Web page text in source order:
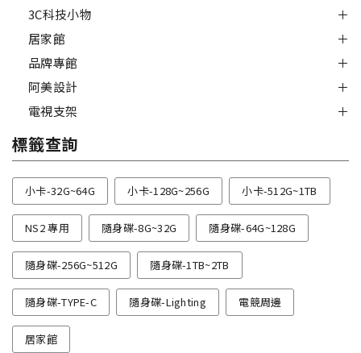
3C科技小物
居家館
品牌專館
阿美設計
電視支架
標籤查詢
小卡-32G~64G 小卡-128G~256G 小卡-512G~1TB
NS2 專用 隨身碟-8G~32G 隨身碟-64G~128G
隨身碟-256G~512G 隨身碟-1TB~2TB
隨身碟-TYPE-C 隨身碟-Lighting 電競周邊
居家館